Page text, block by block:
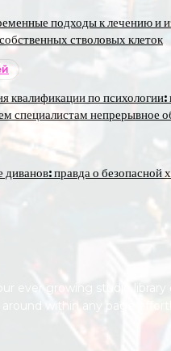
подходы к лечению и
стволовых клеток
квалификации по психологии:
специалистам непрерывное
правда о безопасной
ever growing studio library
around within any page